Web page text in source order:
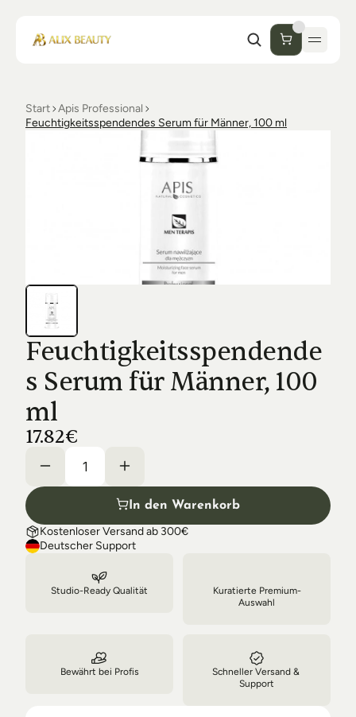
Start
Desinfektion
Ästhetik
Luxmer
FAQs
Orders & Returns
Shipping & Delivery
Start Apis Professional
Feuchtigkeitsspendendes Serum für Männer, 100 ml
Feuchtigkeitsspendende
s Serum für Männer, 100
ml
17.82€
In den Warenkorb
Kostenloser Versand ab 300€
Deutscher Support
Studio-Ready Qualität
Kuratierte Premium-
Auswahl
Bewährt bei Profis
Schneller Versand &
Support